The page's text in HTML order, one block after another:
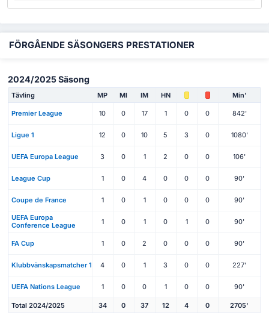
FÖRGÅENDE SÄSONGERS PRESTATIONER
2024/2025 Säsong
Tävling MP Ml IM HN Min'
Premier League 10 0 17 1 0 0 842'
Ligue 1 12 0 10 5 3 0 1080'
UEFA Europa League 3 0 1 2 0 0 106'
League Cup 1 0 4 0 0 0 90'
Coupe de France 1 0 1 0 0 0 90'
UEFA Europa
Conference League
1 0 1 0 1 0 90'
FA Cup 1 0 2 0 0 0 90'
Klubbvänskapsmatcher 1 4 0 1 3 0 0 227'
UEFA Nations League 1 0 0 1 0 0 90'
Total 2024/2025 34 0 37 12 4 0 2705'